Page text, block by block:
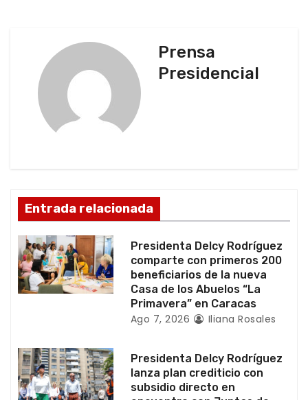
e
e
n
t
a
d
Prensa
Presidencial
Entrada relacionada
Presidenta Delcy Rodríguez
comparte con primeros 200
beneficiarios de la nueva
Casa de los Abuelos “La
Primavera” en Caracas
Ago 7, 2026 Iliana Rosales
Presidenta Delcy Rodríguez
lanza plan crediticio con
subsidio directo en